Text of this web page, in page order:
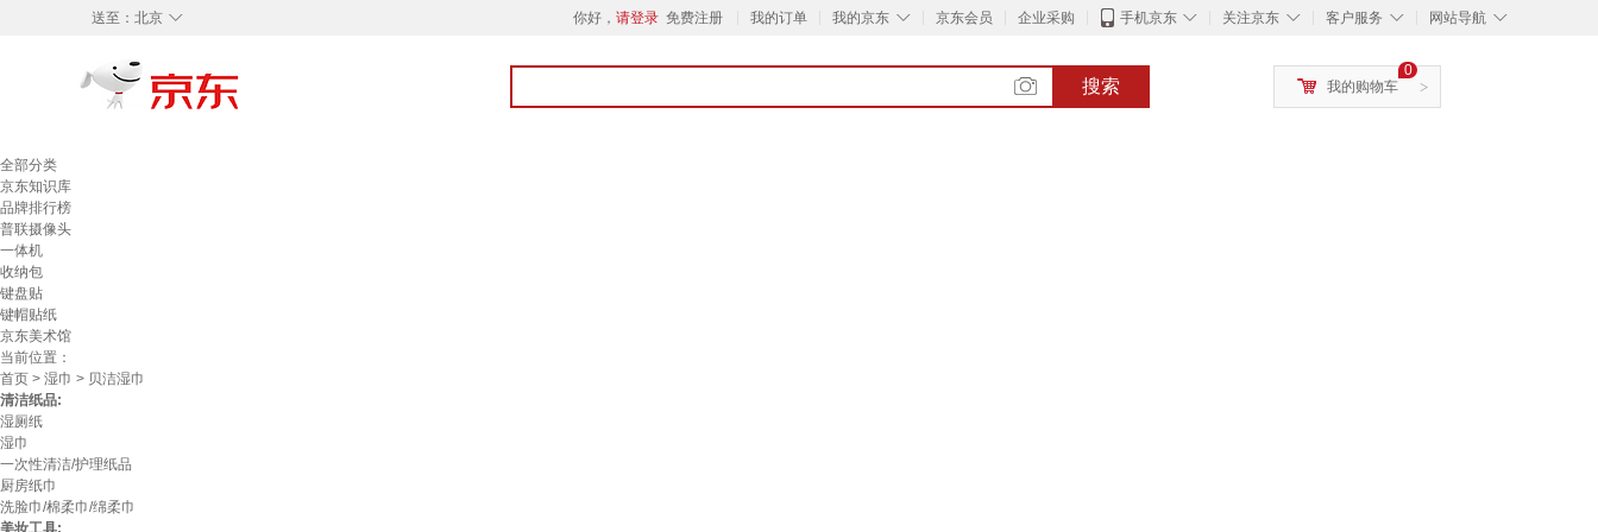
◇
送至： 北京 你好， 请登录 免费注册 我的订单 ◇
我的京东 京东会员 企业采购 ◇
手机京东 ◇
关注京东 ◇
客户服务 ◇
网站导航
搜索 >
0
我的购物车
全部分类
京东知识库
品牌排行榜
普联摄像头
一体机
收纳包
键盘贴
键帽贴纸
京东美术馆
当前位置：
首页 > 湿巾 > 贝洁湿巾
清洁纸品:
湿厕纸
湿巾
一次性清洁/护理纸品
厨房纸巾
洗脸巾/棉柔巾/绵柔巾
美妆工具: